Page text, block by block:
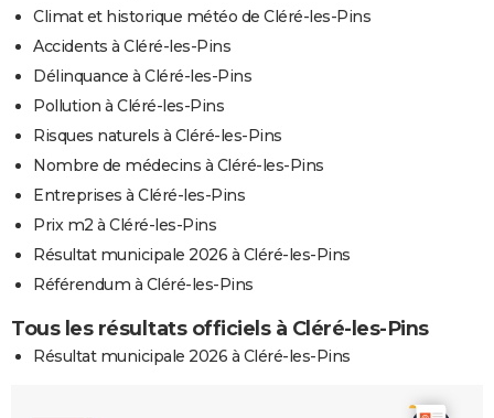
Climat et historique météo de Cléré-les-Pins
Accidents à Cléré-les-Pins
Délinquance à Cléré-les-Pins
Pollution à Cléré-les-Pins
Risques naturels à Cléré-les-Pins
Nombre de médecins à Cléré-les-Pins
Entreprises à Cléré-les-Pins
Prix m2 à Cléré-les-Pins
Résultat municipale 2026 à Cléré-les-Pins
Référendum à Cléré-les-Pins
Tous les résultats officiels à Cléré-les-Pins
Résultat municipale 2026 à Cléré-les-Pins